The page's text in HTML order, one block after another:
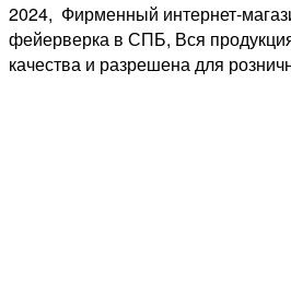
2024, Фирменный интернет-
фейерверка в СПБ, Вся
качества и разрешена для